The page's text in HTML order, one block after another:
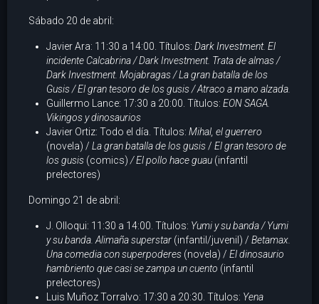
Sábado 20 de abril:
Javier Ara: 11:30 a 14:00. Títulos: Dark Investment. El
incidente Calcabrina / Dark Investment. Trata de almas /
Dark Investment. Mojabragas/ La gran batalla de los
Gusis / El gran tesoro de los gusis / Atraco a mano alzada.
Guillermo Lance: 17:30 a 20:00. Títulos: EON SAGA.
Vikingos y dinosaurios
Javier Ortiz: Todo el día. Títulos: Mihal, el guerrero
(novela) / La gran batalla de los gusis/ El gran tesoro de
los gusis (comics)/ El pollo hace guau (infantil
prelectores)
Domingo 21 de abril:
J. Olloqui: 11:30 a 14:00. Títulos: Yumi y su banda / Yumi
y su banda. Alimaña superstar (infantil/juvenil) / Betamax.
Una comedia con superpoderes (novela) / El dinosaurio
hambriento que casi se zampa un cuento (infantil
prelectores)
Luis Muñoz Torralvo: 17:30 a 20:30. Títulos: Yena